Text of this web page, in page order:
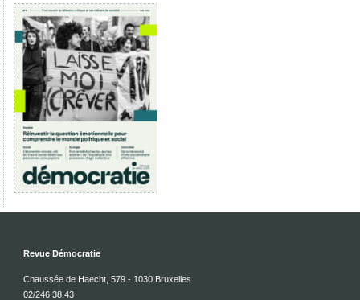
Revue Démocratie
Chaussée de Haecht, 579 - 1030 Bruxelles
02/246.38.43